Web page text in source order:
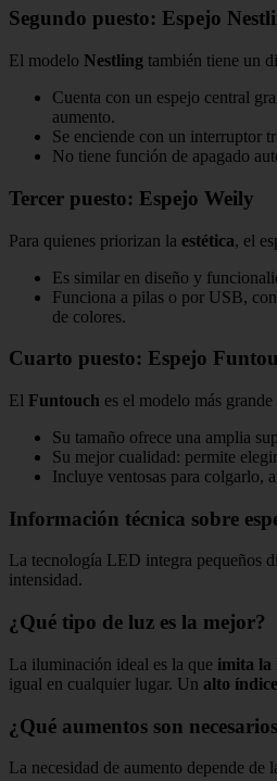
Segundo puesto: Espejo
El modelo Nestling también tiene un
Cuenta con un espejo central
aumento.
Se enciende con un interruptor
No tiene función de apagado
Tercer puesto: Espejo Weily
Para quienes priorizan la estética, el
Es similar en diseño y
Funciona a pilas o por USB,
de colores.
Cuarto puesto: Espejo
El Funtouch es el modelo más
Su tamaño ofrece una amplia
Su mejor cualidad: permite
Incluye ventosas para colgarlo,
Información técnica sobre
La tecnología LED integra pequeños
intensidad.
¿Qué tipo de luz es la mejor?
La iluminación ideal es la que imita la
igual en cualquier lugar. Un alto
¿Qué aumentos son
La necesidad de aumento depende de